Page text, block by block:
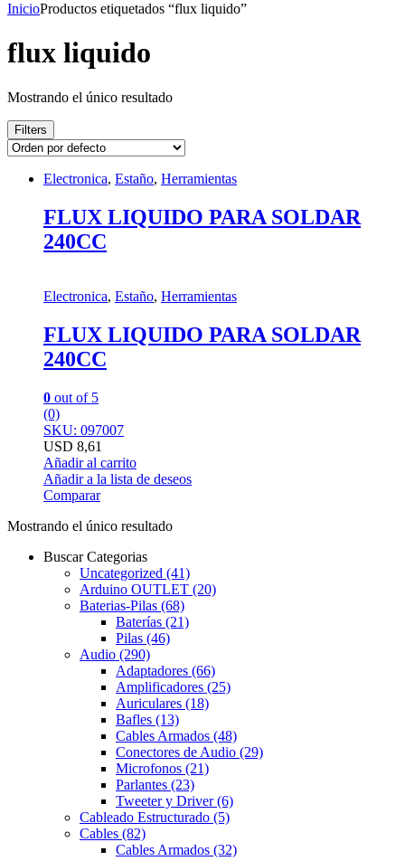
InicioProductos etiquetados “flux liquido”
flux liquido
Mostrando el único resultado
Filters
Electronica, Estaño, Herramientas
FLUX LIQUIDO PARA SOLDAR
240CC
Electronica, Estaño, Herramientas
FLUX LIQUIDO PARA SOLDAR
240CC
0 out of 5
(0)
SKU: 097007
USD 8,61
Añadir al carrito
Añadir a la lista de deseos
Comparar
Mostrando el único resultado
Buscar Categorias
Uncategorized (41)
Arduino OUTLET (20)
Baterias-Pilas (68)
Baterías (21)
Pilas (46)
Audio (290)
Adaptadores (66)
Amplificadores (25)
Auriculares (18)
Bafles (13)
Cables Armados (48)
Conectores de Audio (29)
Microfonos (21)
Parlantes (23)
Tweeter y Driver(6)
Cableado Estructurado (5)
Cables (82)
Cables Armados (32)